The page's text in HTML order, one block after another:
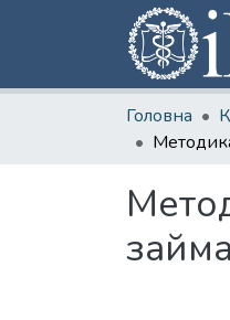
Головна